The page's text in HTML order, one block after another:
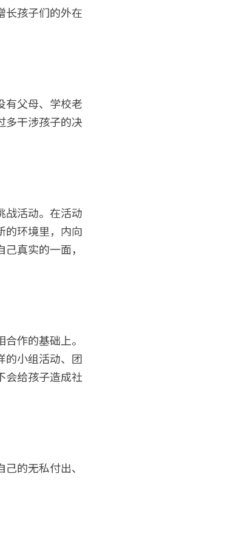
长孩子们的外在
有父母、学校老
多干涉孩子的决
战活动。在活动
的环境里，内向
真实的一面，
作的基础上。
的小组活动、团
会给孩子造成社
的无私付出、